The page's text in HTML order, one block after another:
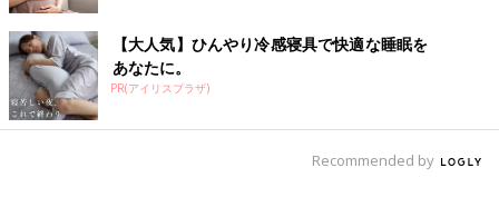
【大人気】ひんやり冷感寝具で快適な睡眠を
あなたに。
PR(アイリスプラザ)
Recommended by